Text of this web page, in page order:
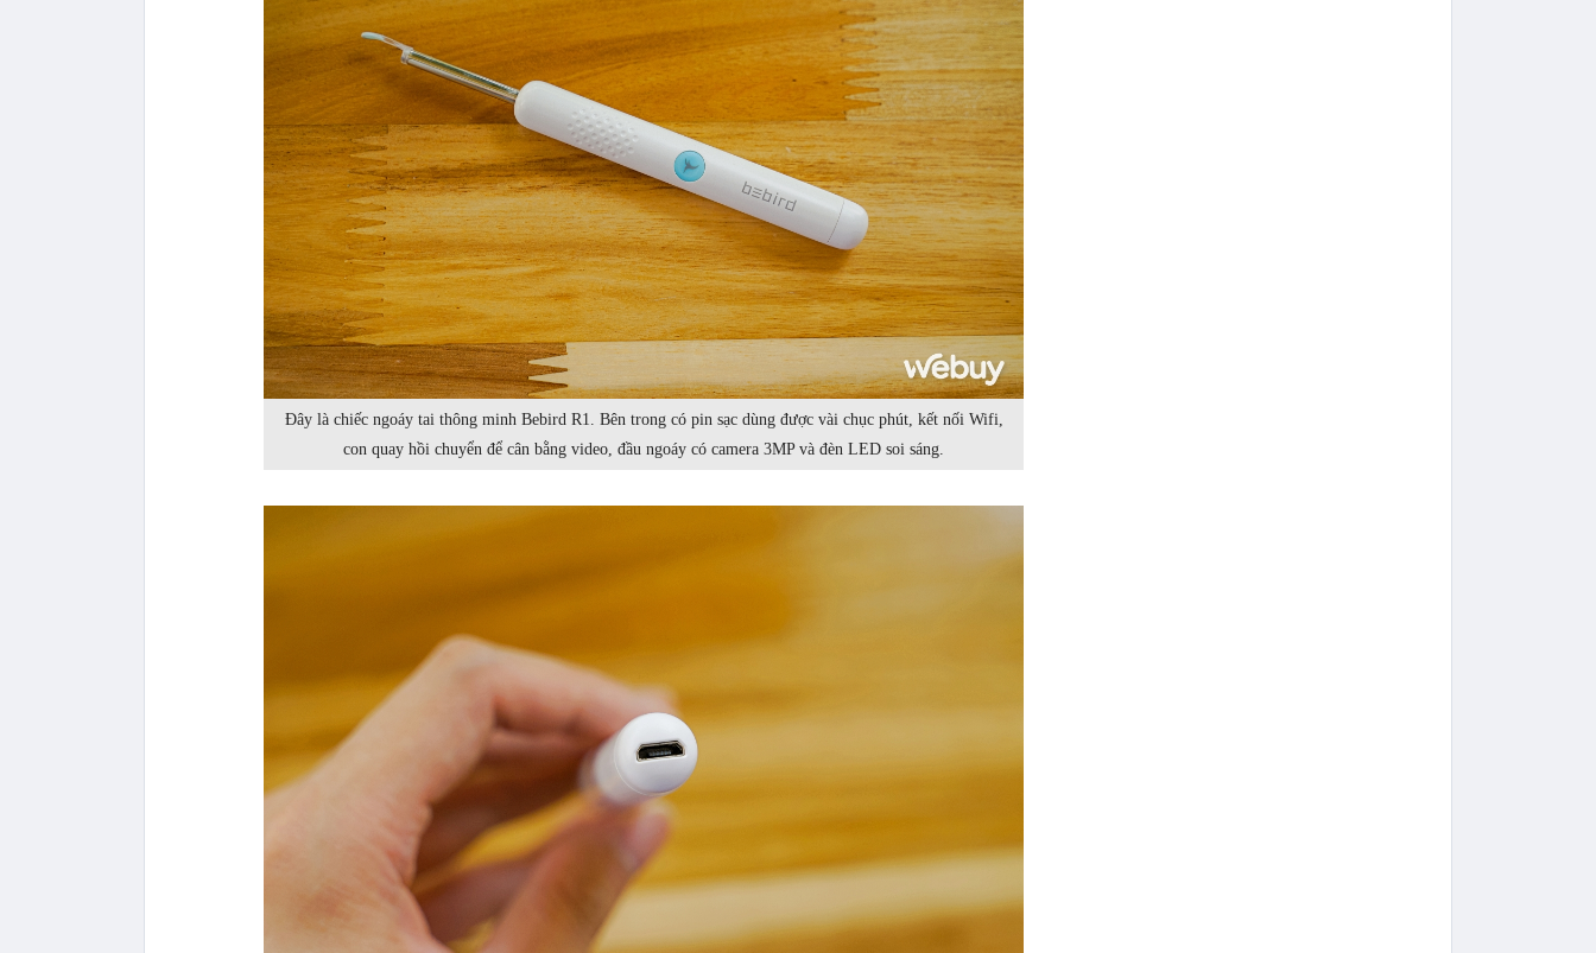
Đây là chiếc ngoáy tai thông minh Bebird R1. Bên trong có pin sạc dùng được vài chục phút, kết nối Wifi,
con quay hồi chuyển để cân bằng video, đầu ngoáy có camera 3MP và đèn LED soi sáng.